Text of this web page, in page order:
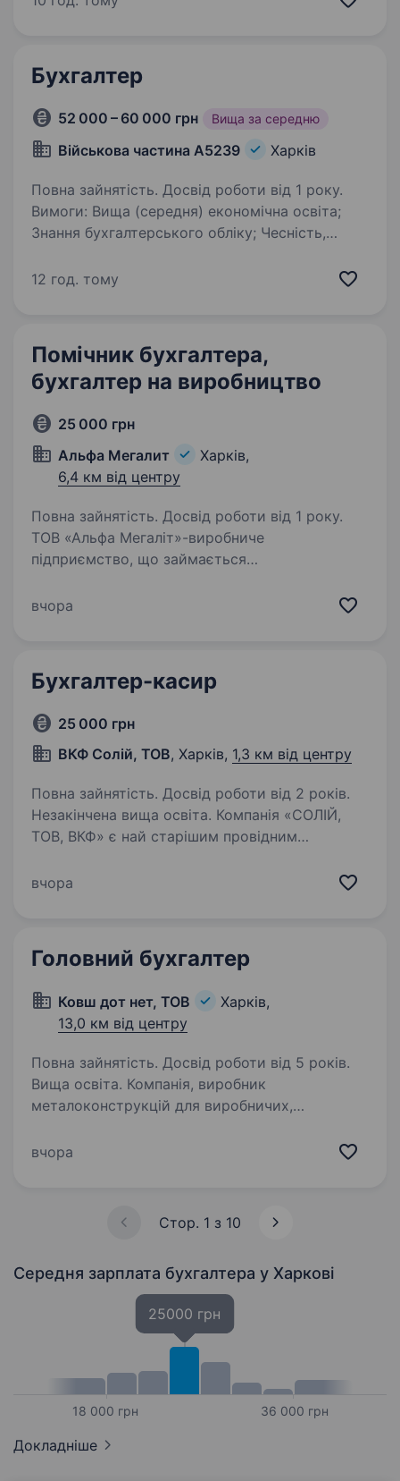
Бухгалтер
52 000 – 60 000 грн Вища за середню
Військова частина А5239 Харків
Повна зайнятість. Досвід роботи від 1 року.
Вимоги: Вища (середня) економічна освіта;
Знання бухгалтерського обліку; Чесність,
стійкість; Відповідальність, організованість
12 год. тому
Помічник бухгалтера,
бухгалтер на виробництво
25 000 грн
Альфа Мегалит
Харків,
6,4 км від центру
Повна зайнятість. Досвід роботи від 1 року.
ТОВ «Альфа Мегаліт»-виробниче
підприємство, що займається
бухгалтера. Графік роботи: Пн-Пт 08.00−16.30
вчора
Бухгалтер-касир
25 000 грн
ВКФ Солій, ТОВ, Харків, 1,3 км від центру
Повна зайнятість. Досвід роботи від 2 років.
Незакінчена вища освіта. Компанія «СОЛІЙ,
ТОВ, ВКФ» є най старішим провідним
обладнання в місті Харків. Ми шукаємо в свою
вчора
Головний бухгалтер
Ковш дот нет, ТОВ
Харків,
13,0 км від центру
Повна зайнятість. Досвід роботи від 5 років.
Вища освіта. Компанія, виробник
металоконструкцій для виробничих,
подовжувачі для навантажувачів і т.п.)
вчора
Стор. 1 з 10
Середня зарплата бухгалтера у Харкові
18 000 грн
25000 грн
36 000 грн
Докладніше